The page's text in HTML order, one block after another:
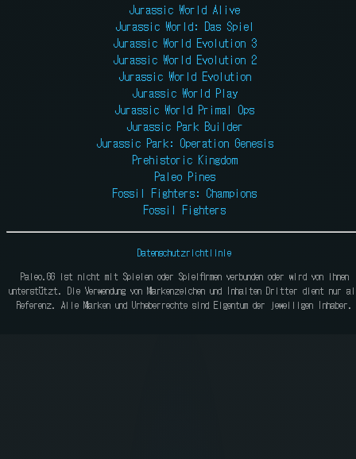
Jurassic World Alive
Jurassic World: Das Spiel
Jurassic World Evolution 3
Jurassic World Evolution 2
Jurassic World Evolution
Jurassic World Play
Jurassic World Primal Ops
Jurassic Park Builder
Jurassic Park: Operation Genesis
Prehistoric Kingdom
Paleo Pines
Fossil Fighters: Champions
Fossil Fighters
Paleo.GG ist nicht mit Spielen oder Spielfirmen verbunden oder wird von ihnen
unterstützt. Die Verwendung von Markenzeichen und Inhalten Dritter dient nur
Referenz. Alle Marken und Urheberrechte sind Eigentum der jeweiligen Inhaber.
Datenschutzrichtlinie